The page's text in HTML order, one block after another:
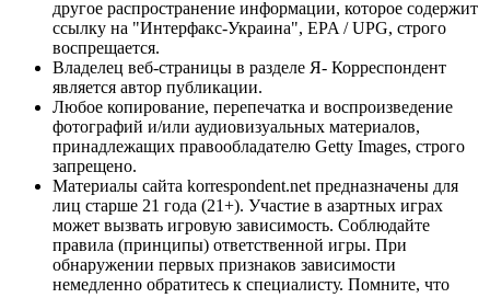
другое распространение информации, которое содержит
ссылку на "Интерфакс-Украина", EPA / UPG, строго
воспрещается.
Владелец веб-страницы в разделе Я- Корреспондент
является автор публикации.
Любое копирование, перепечатка и воспроизведение
фотографий и/или аудиовизуальных материалов,
принадлежащих правообладателю Getty Images, строго
запрещено.
Материалы сайта korrespondent.net предназначены для
лиц старше 21 года (21+). Участие в азартных играх
может вызвать игровую зависимость. Соблюдайте
правила (принципы) ответственной игры. При
обнаружении первых признаков зависимости
немедленно обратитесь к специалисту. Помните, что